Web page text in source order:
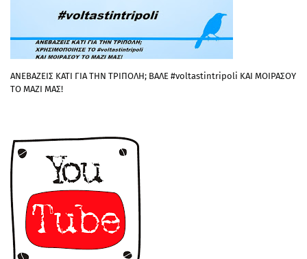
ΑΝΕΒΑΖΕΙΣ ΚΑΤΙ ΓΙΑ ΤΗΝ ΤΡΙΠΟΛΗ; ΒΑΛΕ #voltastintripoli ΚΑΙ ΜΟΙΡΑΣΟΥ
ΤΟ ΜΑΖΙ ΜΑΣ!